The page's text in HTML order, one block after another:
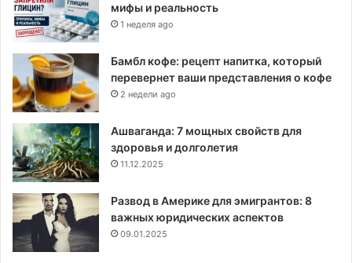
мифы и реальность
1 неделя ago
Бамбл кофе: рецепт напитка, который
перевернет ваши представления о кофе
2 недели ago
Ашваганда: 7 мощных свойств для
здоровья и долголетия
11.12.2025
Развод в Америке для эмигрантов: 8
важных юридических аспектов
09.01.2025